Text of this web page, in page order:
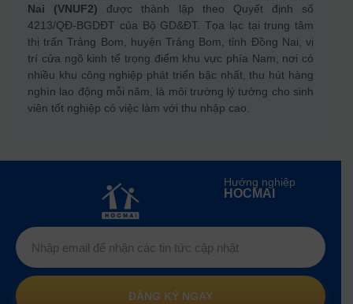
Nai (VNUF2) được thành lập theo Quyết định số
4213/QĐ-BGDĐT của Bộ GD&ĐT. Tọa lạc tại trung tâm
thị trấn Trảng Bom, huyện Trảng Bom, tỉnh Đồng Nai, vị
trí cửa ngõ kinh tế trọng điểm khu vực phía Nam, nơi có
nhiều khu công nghiệp phát triển bậc nhất, thu hút hàng
nghìn lao động mỗi năm, là môi trường lý tưởng cho sinh
viên tốt nghiệp có việc làm với thu nhập cao.
Hướng nghiệp
HOCMAI
ĐĂNG KÝ NGAY